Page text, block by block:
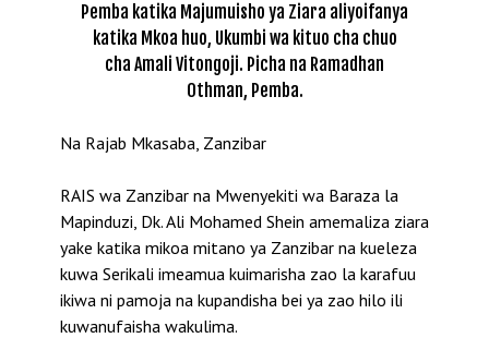
Pemba katika Majumuisho ya Ziara aliyoifanya
katika Mkoa huo, Ukumbi wa kituo cha chuo
cha Amali Vitongoji. Picha na Ramadhan
Othman, Pemba.
Na Rajab Mkasaba, Zanzibar
RAIS wa Zanzibar na Mwenyekiti wa Baraza la
Mapinduzi, Dk. Ali Mohamed Shein amemaliza ziara
yake katika mikoa mitano ya Zanzibar na kueleza
kuwa Serikali imeamua kuimarisha zao la karafuu
ikiwa ni pamoja na kupandisha bei ya zao hilo ili
kuwanufaisha wakulima.